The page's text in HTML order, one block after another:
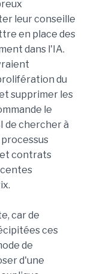
leur conseille
en place des
dans l'IA.
du
supprimer les
le
de chercher à
et contrats
car de
ces
de
d'une